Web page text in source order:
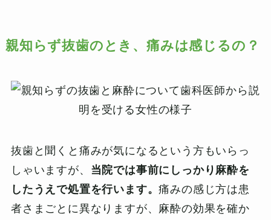
親知らず抜歯のとき、痛みは感じるの？
抜歯と聞くと痛みが気になるという方もいらっ
しゃいますが、 当院では事前にしっかり麻酔を
したうえで処置を行います。痛みの感じ方は患
者さまごとに異なりますが、麻酔の効果を確か